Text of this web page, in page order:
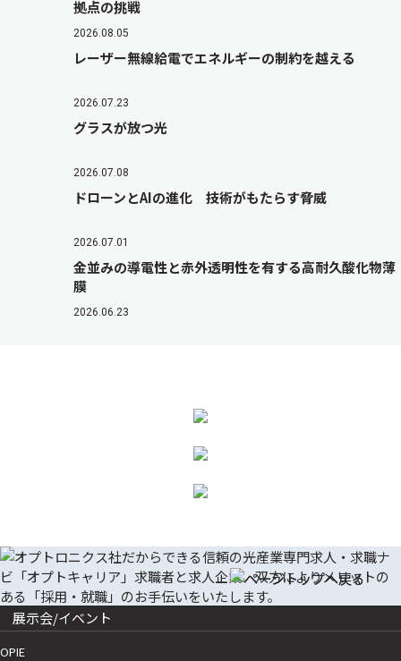
拠点の挑戦
2026.08.05
レーザー無線給電でエネルギーの制約を越える
2026.07.23
グラスが放つ光
2026.07.08
ドローンとAIの進化 技術がもたらす脅威
2026.07.01
金並みの導電性と赤外透明性を有する高耐久酸化物薄
膜
2026.06.23
展示会/イベント
OPIE